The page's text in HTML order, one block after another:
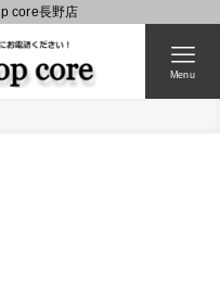
core長野店
Menu